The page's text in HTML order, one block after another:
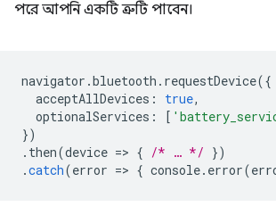
পরে আপনি একটি ত্রুটি পাবেন।
navigator .bluetooth . requestDevice({
acceptAllDevices : true,
optionalServices : [
})
. then(device => { /* … */ })
.catch(error => { console. error(